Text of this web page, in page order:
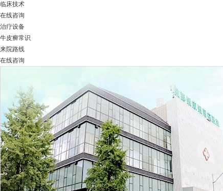
临床技术
在线咨询
治疗设备
牛皮癣常识
来院路线
在线咨询